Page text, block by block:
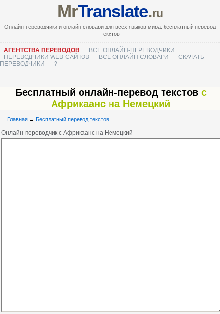
MrTranslate.ru
Онлайн-переводчики и онлайн-словари для всех языков мира, бесплатный перевод
текстов
АГЕНТСТВА ПЕРЕВОДОВ
ВСЕ ОНЛАЙН-ПЕРЕВОДЧИКИ
ПЕРЕВОДЧИКИ WEB-САЙТОВ
ВСЕ ОНЛАЙН-СЛОВАРИ
СКАЧАТЬ
ПЕРЕВОДЧИКИ
?
Бесплатный онлайн-перевод текстов с
Африкаанс на Немецкий
Главная → Бесплатный перевод текстов
Онлайн-переводчик с Африкаанс на Немецкий